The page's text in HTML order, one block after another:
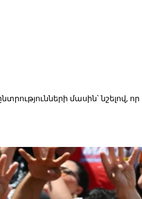
մասին՝ նշելով,